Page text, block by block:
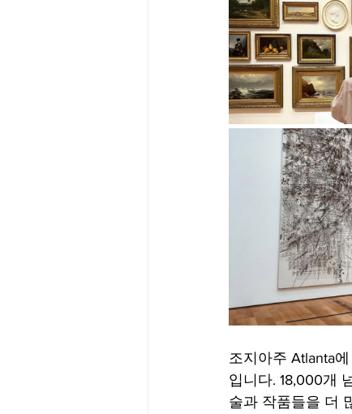
Boston-맛집/여행지
Bronx-맛집/여행지 Bryce
Cambridge-맛집/여행지
Centerport-맛집/여행지
조지아주 Atlanta
입니다. 18,000개
술과 작품들을 더